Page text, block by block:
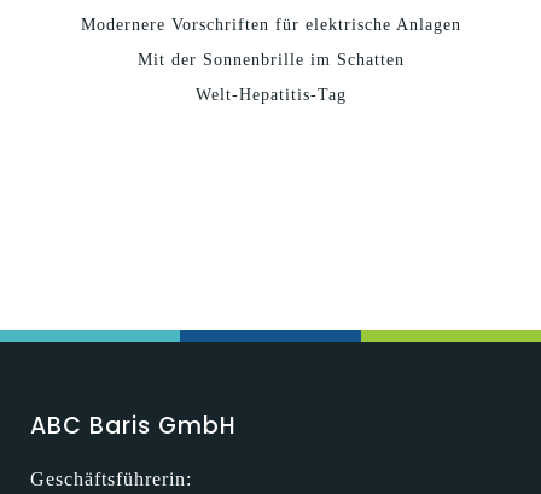
Modernere Vorschriften für elektrische Anlagen
Mit der Sonnenbrille im Schatten
Welt-Hepatitis-Tag
ABC Baris GmbH
Geschäftsführerin: